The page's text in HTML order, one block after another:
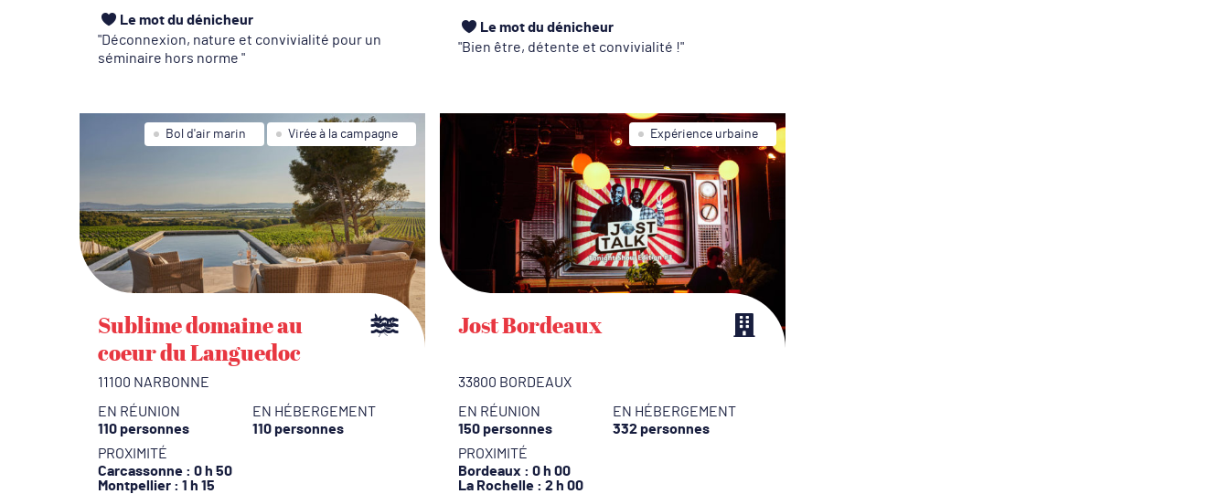
Le mot du dénicheur
Déconnexion, nature et convivialité pour un
séminaire hors norme
Le mot du dénicheur
Bien être, détente et convivialité !
Bol d'air marin Virée à la campagne
Sublime domaine au
coeur du Languedoc
11100 NARBONNE
EN RÉUNION
110 personnes
EN HÉBERGEMENT
110 personnes
PROXIMITÉ
Carcassonne : 0 h 50
Montpellier : 1 h 15
Expérience urbaine
Jost Bordeaux
33800 BORDEAUX
EN RÉUNION
150 personnes
EN HÉBERGEMENT
332 personnes
PROXIMITÉ
Bordeaux : 0 h 00
La Rochelle: 2 h 00